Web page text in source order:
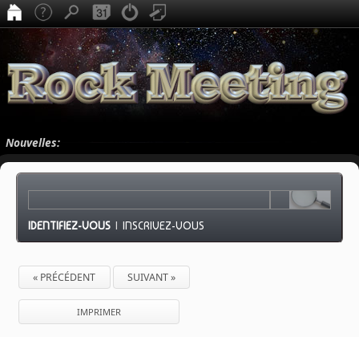
Nouvelles:
IDENTIFIEZ-VOUS |INSCRIVEZ-VOUS
« PRÉCÉDENT SUIVANT »
IMPRIMER